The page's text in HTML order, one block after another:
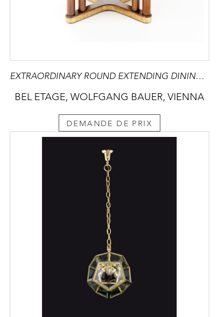
EXTRAORDINARY ROUND EXTENDING DINING TABLE
BEL ETAGE, WOLFGANG BAUER, VIENNA
DEMANDE DE PRIX